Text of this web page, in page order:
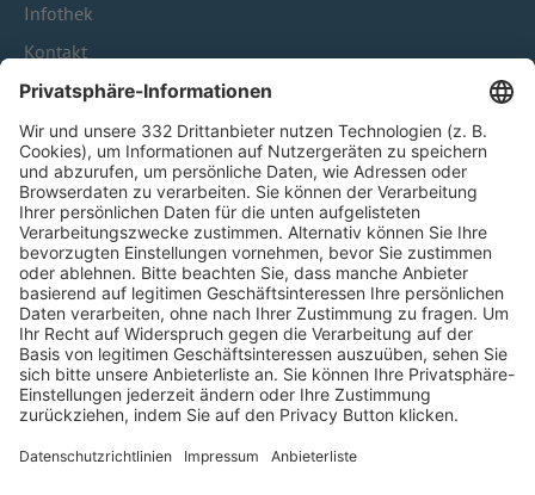
Infothek
Kontakt
HÄUFIG BESUCHTE SEITEN
Pässe und Vereinswechsel
Trainerausbildung
Schulungsangebot Vereinsmitarbeiter
BFV-Geschäftsstellen
Trainerbörse
Login SpielPlus
FOLGE DEM BFV